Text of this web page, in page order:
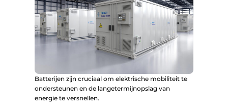
Batterijen zijn cruciaal om elektrische mobiliteit te
ondersteunen en de langetermijnopslag van
energie te versnellen.